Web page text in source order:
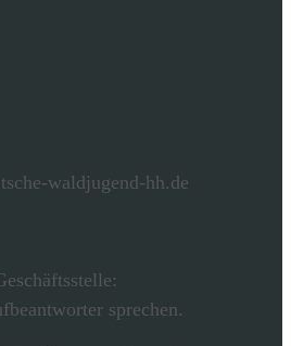
waldjugend-hh.de
sprechen.